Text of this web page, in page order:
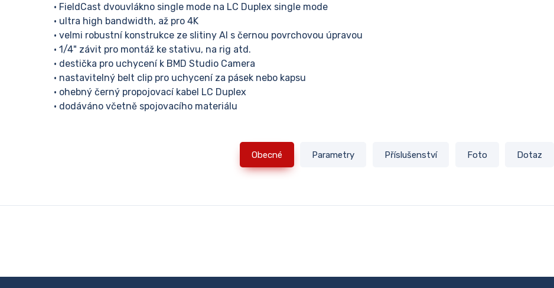
• FieldCast dvouvlákno single mode na LC Duplex single mode
• ultra high bandwidth, až pro 4K
• velmi robustní konstrukce ze slitiny Al s černou povrchovou úpravou
• 1/4" závit pro montáž ke stativu, na rig atd.
• destička pro uchycení k BMD Studio Camera
• nastavitelný belt clip pro uchycení za pásek nebo kapsu
• ohebný černý propojovací kabel LC Duplex
• dodáváno včetně spojovacího materiálu
Obecné Parametry Příslušenství Foto Dotaz